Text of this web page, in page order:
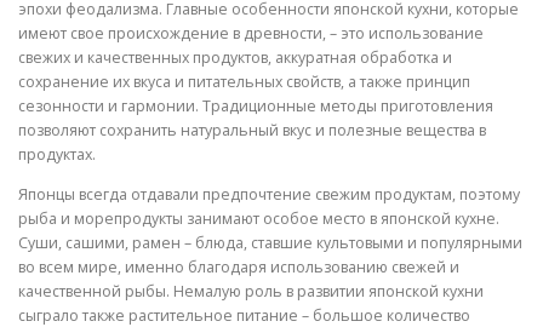
эпохи феодализма. Главные особенности японской кухни, которые
имеют свое происхождение в древности, – это использование
свежих и качественных продуктов, аккуратная обработка и
сохранение их вкуса и питательных свойств, а также принцип
сезонности и гармонии. Традиционные методы приготовления
позволяют сохранить натуральный вкус и полезные вещества в
продуктах.
Японцы всегда отдавали предпочтение свежим продуктам, поэтому
рыба и морепродукты занимают особое место в японской кухне.
Суши, сашими, рамен – блюда, ставшие культовыми и популярными
во всем мире, именно благодаря использованию свежей и
качественной рыбы. Немалую роль в развитии японской кухни
сыграло также растительное питание – большое количество